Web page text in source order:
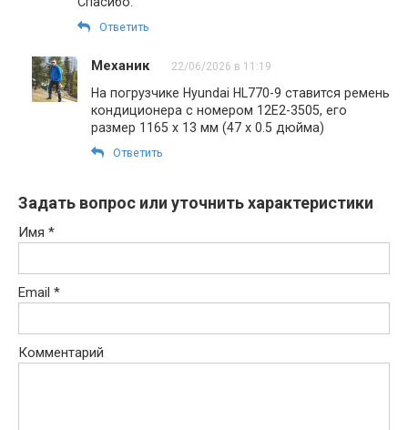
Ответить
Механик 22/06/2026 в 11:19
На погрузчике Hyundai HL770-9 ставится ремень
кондиционера с номером 12E2-3505, его
размер 1165 х 13 мм (47 х 0.5 дюйма)
Ответить
Задать вопрос или уточнить характеристики
Имя *
Email *
Комментарий